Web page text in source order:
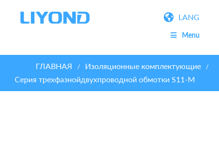
LANG
Menu
ГЛАВНАЯ / Изоляционные комплектующие /
Серия трехфазнойдвухпроводной обмотки S11-M